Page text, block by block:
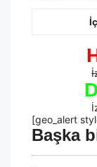
[geo_alert
Başka